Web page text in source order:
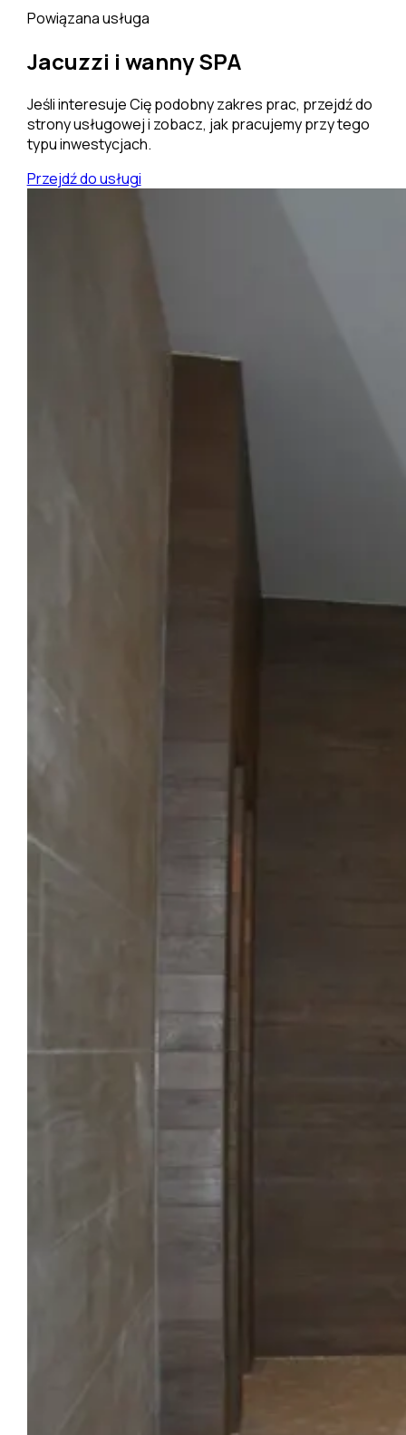
Powiązana usługa
Jacuzzi i wanny SPA
Jeśli interesuje Cię podobny zakres prac, przejdź do
strony usługowej i zobacz, jak pracujemy przy tego
typu inwestycjach.
Przejdź do usługi